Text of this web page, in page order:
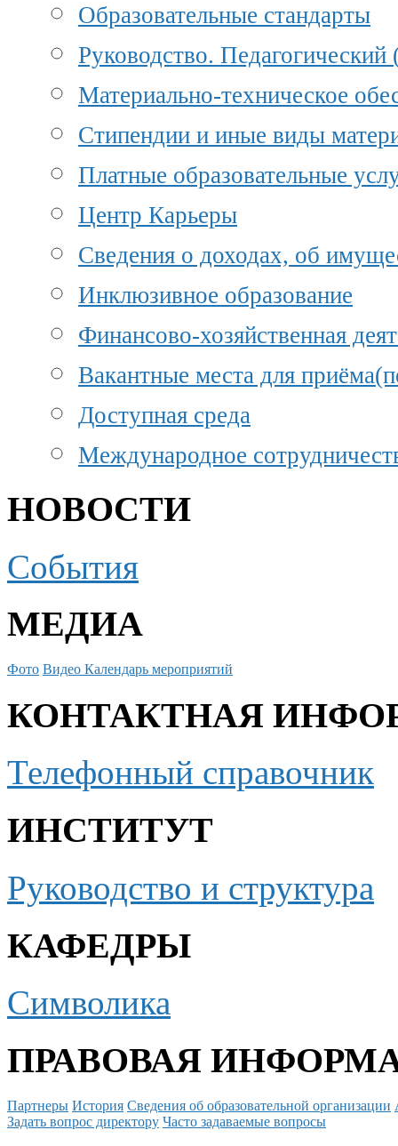
Образовательные стандарты
Руководство. Педагогический
Материально-техническое
Стипендии и иные виды
Платные образовательные
Центр Карьеры
Сведения о доходах, об
Инклюзивное образование
Финансово-хозяйственная
Вакантные места для
Доступная среда
Международное
НОВОСТИ
События
МЕДИА
Фото Видео Календарь мероприятий
КОНТАКТНАЯ
Телефонный справочник
ИНСТИТУТ
Руководство и структура
КАФЕДРЫ
Символика
ПРАВОВАЯ
Партнеры История Сведения об образовательной организации
Задать вопрос директору Часто задаваемые вопросы